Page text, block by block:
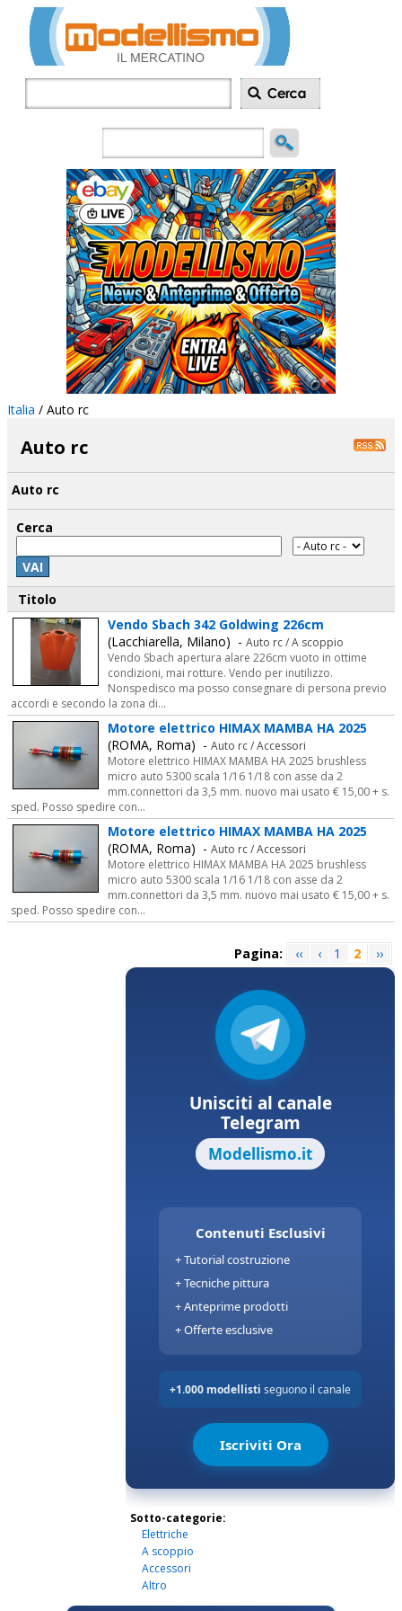
Italia / Auto rc
Auto rc
Auto rc
Cerca
VAI
Titolo
Vendo Sbach 342 Goldwing 226cm
(Lacchiarella, Milano) - Auto rc / A scoppio
Vendo Sbach apertura alare 226cm vuoto in ottime
condizioni, mai rotture. Vendo per inutilizzo.
Nonspedisco ma posso consegnare di persona previo
accordi e secondo la zona di...
Motore elettrico HIMAX MAMBA HA 2025
(ROMA, Roma) - Auto rc / Accessori
Motore elettrico HIMAX MAMBA HA 2025 brushless
micro auto 5300 scala 1/16 1/18 con asse da 2
mm.connettori da 3,5 mm. nuovo mai usato € 15,00 + s.
sped. Posso spedire con...
Motore elettrico HIMAX MAMBA HA 2025
(ROMA, Roma) - Auto rc / Accessori
Motore elettrico HIMAX MAMBA HA 2025 brushless
micro auto 5300 scala 1/16 1/18 con asse da 2
mm.connettori da 3,5 mm. nuovo mai usato € 15,00 + s.
sped. Posso spedire con...
Pagina: ‹‹ ‹ 1 2 ››
Sotto-categorie:
Elettriche
A scoppio
Accessori
Altro